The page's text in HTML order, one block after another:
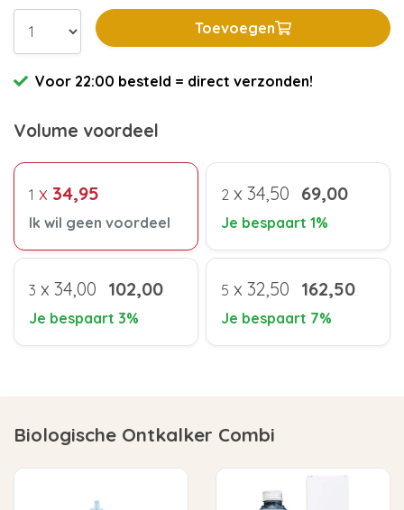
Toevoegen
Voor 22:00 besteld = direct verzonden!
Volume voordeel
1 x 34,95
Ik wil geen voordeel
2 x 34,50 69,00
Je bespaart 1%
3 x 34,00 102,00
Je bespaart 3%
5 x 32,50 162,50
Je bespaart 7%
Biologische Ontkalker Combi